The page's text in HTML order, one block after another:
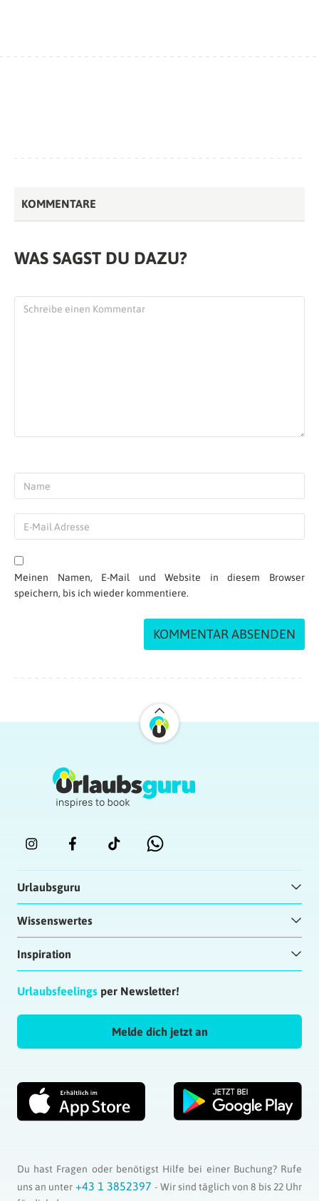
KOMMENTARE
WAS SAGST DU DAZU?
Meinen Namen, E-Mail und Website in diesem Browser
speichern, bis ich wieder kommentiere.
Urlaubsguru
Wissenswertes
Inspiration
Urlaubsfeelings per Newsletter!
Melde dich jetzt an
Du hast Fragen oder benötigst Hilfe bei einer Buchung? Rufe
uns an unter +43 1 3852397- Wir sind täglich von 8 bis 22 Uhr